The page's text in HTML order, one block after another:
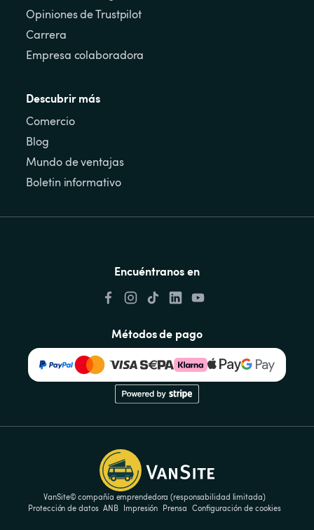
Opiniones de Trustpilot
Carrera
Empresa colaboradora
Descubrir más
Comercio
Blog
Mundo de ventajas
Boletin informativo
Encuéntranos en
Métodos de pago
VanSite© compañía emprendedora (responsabilidad limitada)
Protección de datos ANB Impresión Prensa Configuración de cookies